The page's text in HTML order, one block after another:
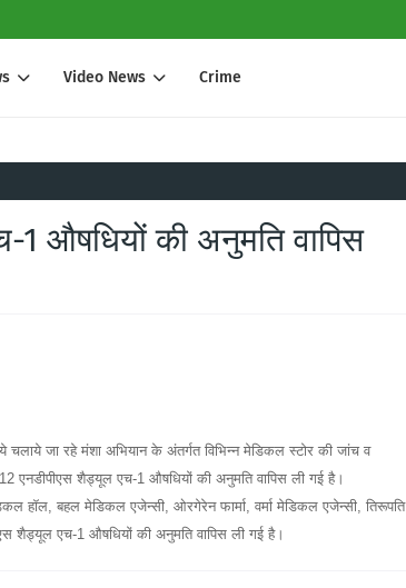
Video News Crime
औषधियों की अनुमति वापिस
चलाये जा रहे मंशा अभियान के अंतर्गत विभिन्न मेडिकल स्टोर की जांच व
12 एनडीपीएस शैड्यूल एच-1 औषधियों की अनुमति वापिस ली गई है।
हॉल, बहल मेडिकल एजेन्सी, ओरगेरेन फार्मा, वर्मा मेडिकल एजेन्सी, तिरूपति
शैड्यूल एच-1 औषधियों की अनुमति वापिस ली गई है।